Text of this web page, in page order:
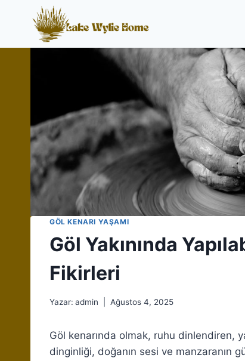
GÖL KENARI YAŞAMI
Göl Yakınında
Fikirleri
Yazar: admin Ağustos 4, 2025
Göl kenarında olmak, ruhu dinlendiren,
dinginliği, doğanın sesi ve manzaranın